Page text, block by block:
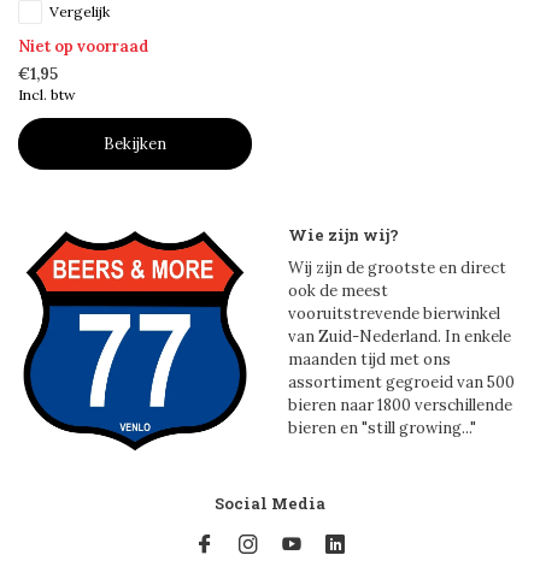
Vergelijk
Niet op voorraad
€1,95
Incl. btw
Bekijken
Wie zijn wij?
Wij zijn de grootste en direct
ook de meest
vooruitstrevende bierwinkel
van Zuid-Nederland. In enkele
maanden tijd met ons
assortiment gegroeid van 500
bieren naar 1800 verschillende
bieren en "still growing..."
Social Media